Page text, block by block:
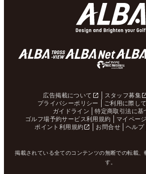
広告掲載について スタッフ募集
プライバシーポリシー
ご利用に際して
ガイドライン
特定商取引法に基
ゴルフ場予約サービス利用規約
マイペー
ポイント利用規約
お問合せ ヘルプ
掲載されている全てのコンテンツの無断での転載、
す。